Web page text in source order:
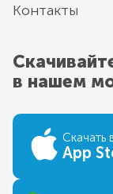
Контакты
в нашем
Скачать
App